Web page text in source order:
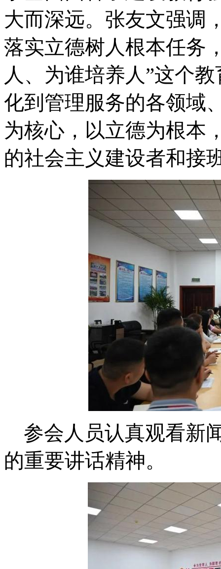
大而深远。张友文强调
落实立德树人根本任务
人、为谁培养人”这个
化到管理服务的各领域
为核心，以立德为根本
的社会主义建设者和接
参会人员认真观看新
的重要讲话精神。